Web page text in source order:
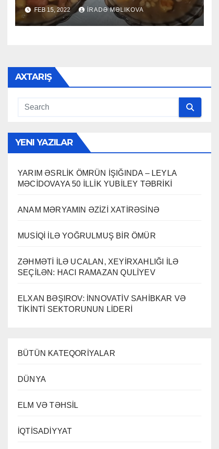
FEB 15, 2022 İRADƏ MƏLIKOVA
AXTARIŞ
YENI YAZILAR
YARIM ƏSRLİK ÖMRÜN İŞIĞINDA – LEYLA
MƏCİDOVAYA 50 İLLİK YUBİLEY TƏBRİKİ
ANAM MƏRYAMIN ƏZİZİ XATİRƏSİNƏ
MUSİQİ İLƏ YOĞRULMUŞ BİR ÖMÜR
ZƏHMƏTİ İLƏ UCALAN, XEYİRXAHLIĞI İLƏ
SEÇİLƏN: HACI RAMAZAN QULİYEV
ELXAN BƏŞIROV: İNNOVATİV SAHİBKAR VƏ
TİKİNTİ SEKTORUNUN LİDERİ
BÜTÜN KATEQORİYALAR
DÜNYA
ELM VƏ TƏHSİL
İQTİSADİYYAT